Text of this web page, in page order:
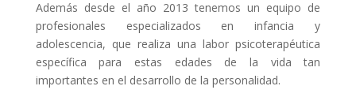
Además desde el año 2013 tenemos un equipo de
profesionales especializados en infancia y
adolescencia, que realiza una labor psicoterapéutica
específica para estas edades de la vida tan
importantes en el desarrollo de la personalidad.